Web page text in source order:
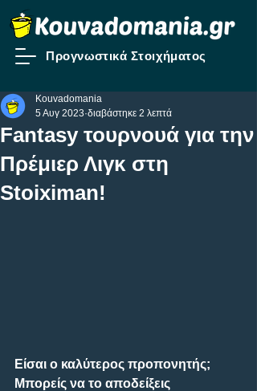
Προγνωστικά Στοιχήματος
Fantasy τουρνουά για την
Πρέμιερ Λιγκ στη
Stoiximan!
Kouvadomania
5 Αυγ 2023 διαβάστηκε 2 λεπτά
Είσαι ο καλύτερος προπονητής;
Μπορείς να το αποδείξεις